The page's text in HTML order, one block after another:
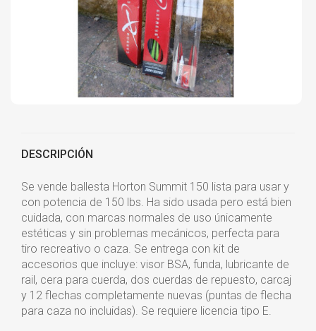
DESCRIPCIÓN
Se vende ballesta Horton Summit 150 lista para usar y
con potencia de 150 lbs. Ha sido usada pero está bien
cuidada, con marcas normales de uso únicamente
estéticas y sin problemas mecánicos, perfecta para
tiro recreativo o caza. Se entrega con kit de
accesorios que incluye: visor BSA, funda, lubricante de
rail, cera para cuerda, dos cuerdas de repuesto, carcaj
y 12 flechas completamente nuevas (puntas de flecha
para caza no incluidas). Se requiere licencia tipo E.